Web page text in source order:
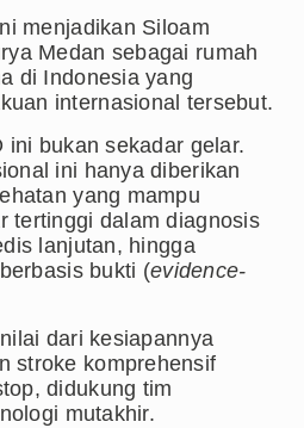
Dibungkam Real Betis
Tumbang Ditekuk
Milan Hanya Bermain
Munich vs Aston Villa
D DPRDSU Ikut Gubsu
Taput Hadiri Rapat
Waas Tinjau Rehabilitasi 3
Toba Gelar
menjadikan Siloam
Medan sebagai rumah
di Indonesia yang
internasional tersebut.
ini bukan sekadar gelar.
ini hanya diberikan
yang mampu
tertinggi dalam diagnosis
lanjutan, hingga
bukti (evidence-
dari kesiapannya
stroke komprehensif
didukung tim
mutakhir.